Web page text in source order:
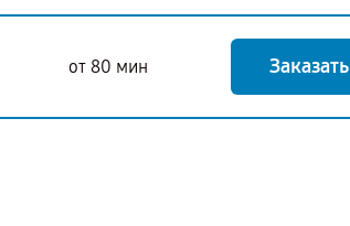
от 80 мин Заказать